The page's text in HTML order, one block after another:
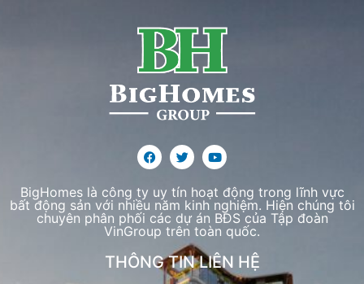
BigHomes là công ty uy tín hoạt động trong lĩnh vực
bất động sản với nhiều năm kinh nghiệm. Hiện chúng tôi
chuyên phân phối các dự án BĐS của Tập đoàn
VinGroup trên toàn quốc.
THÔNG TIN LIÊN HỆ